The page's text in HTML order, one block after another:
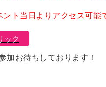
ト当日よりアクセス可能
ック
加お待ちしております！